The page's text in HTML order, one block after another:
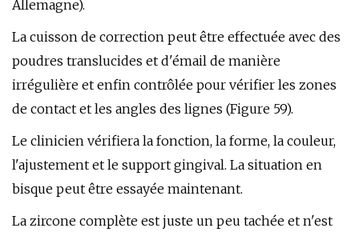
Allemagne).
La cuisson de correction peut être effectuée avec des
poudres translucides et d'émail de manière
irrégulière et enfin contrôlée pour vérifier les zones
de contact et les angles des lignes (Figure 59).
Le clinicien vérifiera la fonction, la forme, la couleur,
l'ajustement et le support gingival. La situation en
bisque peut être essayée maintenant.
La zircone complète est juste un peu tachée et n'est